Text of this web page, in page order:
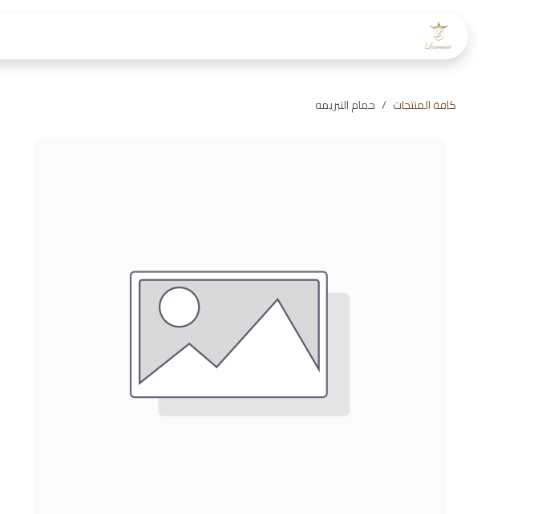
كافة المنتجات حمام التبريمه